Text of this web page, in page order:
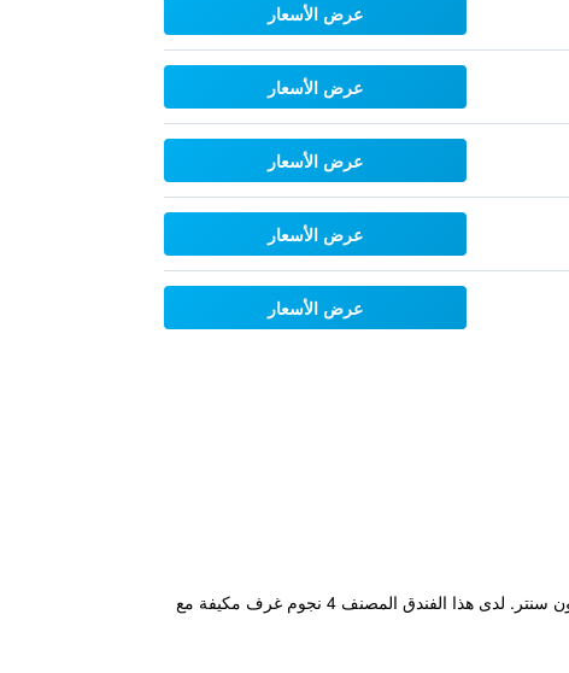
عرض الأسعار
عرض الأسعار
عرض الأسعار
عرض الأسعار
عرض الأسعار
يقع مكان إقامة "Motel 6-Plano, TX - West - Frisco" في بلانو، على بعد 12 كم من داونتاون بلانو و22 كم من بريستون سنتر. لدى هذا الفندق المصنف 4 نجوم غرف مكيفة مع